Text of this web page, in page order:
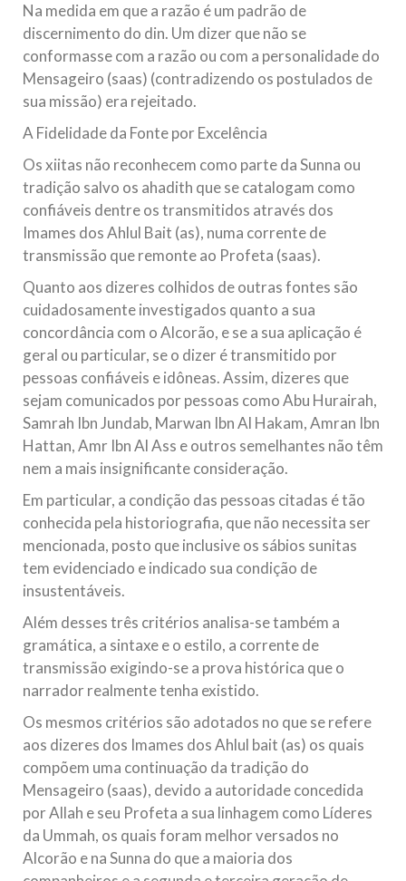
Na medida em que a razão é um padrão de
discernimento do din. Um dizer que não se
conformasse com a razão ou com a personalidade do
Mensageiro (saas) (contradizendo os postulados de
sua missão) era rejeitado.
A Fidelidade da Fonte por Excelência
Os xiitas não reconhecem como parte da Sunna ou
tradição salvo os ahadith que se catalogam como
confiáveis dentre os transmitidos através dos
Imames dos Ahlul Bait (as), numa corrente de
transmissão que remonte ao Profeta (saas).
Quanto aos dizeres colhidos de outras fontes são
cuidadosamente investigados quanto a sua
concordância com o Alcorão, e se a sua aplicação é
geral ou particular, se o dizer é transmitido por
pessoas confiáveis e idôneas. Assim, dizeres que
sejam comunicados por pessoas como Abu Hurairah,
Samrah Ibn Jundab, Marwan Ibn Al Hakam, Amran Ibn
Hattan, Amr Ibn Al Ass e outros semelhantes não têm
nem a mais insignificante consideração.
Em particular, a condição das pessoas citadas é tão
conhecida pela historiografia, que não necessita ser
mencionada, posto que inclusive os sábios sunitas
tem evidenciado e indicado sua condição de
insustentáveis.
Além desses três critérios analisa-se também a
gramática, a sintaxe e o estilo, a corrente de
transmissão exigindo-se a prova histórica que o
narrador realmente tenha existido.
Os mesmos critérios são adotados no que se refere
aos dizeres dos Imames dos Ahlul bait (as) os quais
compõem uma continuação da tradição do
Mensageiro (saas), devido a autoridade concedida
por Allah e seu Profeta a sua linhagem como Líderes
da Ummah, os quais foram melhor versados no
Alcorão e na Sunna do que a maioria dos